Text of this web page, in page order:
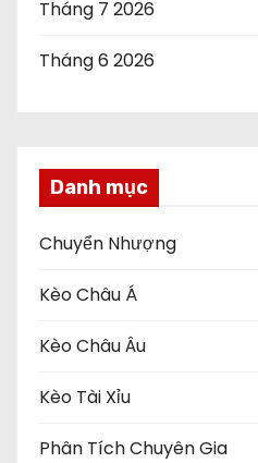
Tháng 7 2026
Tháng 6 2026
Danh mục
Chuyển Nhượng
Kèo Châu Á
Kèo Châu Âu
Kèo Tài Xỉu
Phân Tích Chuyên Gia